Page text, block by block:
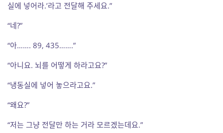
실에 넣어라.’라고 전달해 주세요.”
“네?”
“아……. 89, 435…….”
“아니요. 뇌를 어떻게 하라고요?”
“냉동실에 넣어 놓으라고요.”
“왜요?”
“저는 그냥 전달만 하는 거라 모르겠는데요.”